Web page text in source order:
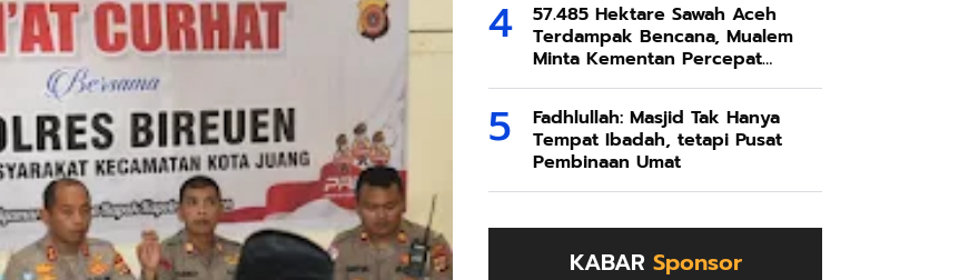
57.485 Hektare Sawah Aceh
Terdampak Bencana, Mualem
Minta Kementan Percepat
Pemulihan
Fadhlullah: Masjid Tak Hanya
Tempat Ibadah, tetapi Pusat
Pembinaan Umat
KABAR Sponsor